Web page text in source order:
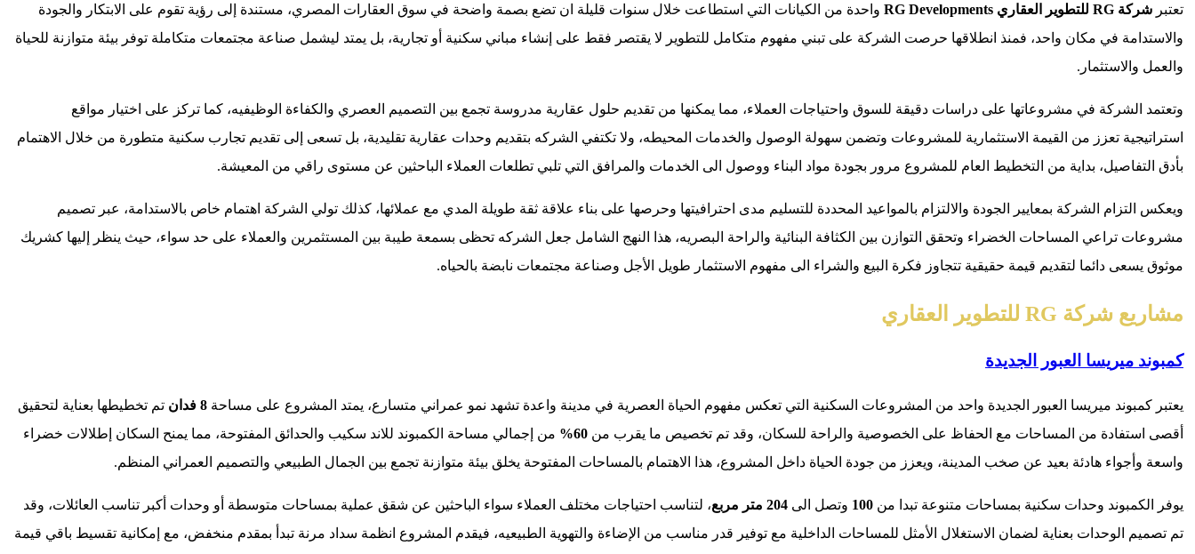
تعتبر شركة RG للتطوير العقاري RG Developments
واحدة من الكيانات التي استطاعت خلال سنوات قليلة ان تضع بصمة واضحة في سوق العقارات المصري، مستندة إلى رؤية تقوم على الابتكار والجودة
والاستدامة في مكان واحد، فمنذ انطلاقها حرصت الشركة على تبني مفهوم متكامل للتطوير لا يقتصر فقط على إنشاء مباني سكنية أو تجارية، بل يمتد ليشمل صناعة مجتمعات متكاملة توفر بيئة متوازنة للحياة
والعمل والاستثمار.
وتعتمد الشركة في مشروعاتها على دراسات دقيقة للسوق واحتياجات العملاء، مما يمكنها من تقديم حلول عقارية مدروسة تجمع بين التصميم العصري والكفاءة الوظيفيه، كما تركز على اختيار مواقع
استراتيجية تعزز من القيمة الاستثمارية للمشروعات وتضمن سهولة الوصول والخدمات المحيطه، ولا تكتفي الشركه بتقديم وحدات عقارية تقليدية، بل تسعى إلى تقديم تجارب سكنية متطورة من خلال الاهتمام
بأدق التفاصيل، بداية من التخطيط العام للمشروع مرور بجودة مواد البناء ووصول الى الخدمات والمرافق التي تلبي تطلعات العملاء الباحثين عن مستوى راقي من المعيشة.
ويعكس التزام الشركة بمعايير الجودة والالتزام بالمواعيد المحددة للتسليم مدى احترافيتها وحرصها على بناء علاقة ثقة طويلة المدي مع عملائها، كذلك تولي الشركة اهتمام خاص بالاستدامة، عبر تصميم
مشروعات تراعي المساحات الخضراء وتحقق التوازن بين الكثافة البنائية والراحة البصريه، هذا النهج الشامل جعل الشركه تحظى بسمعة طيبة بين المستثمرين والعملاء على حد سواء، حيث ينظر إليها كشريك
موثوق يسعى دائما لتقديم قيمة حقيقية تتجاوز فكرة البيع والشراء الى مفهوم الاستثمار طويل الأجل وصناعة مجتمعات نابضة بالحياه.
مشاريع شركة RG للتطوير العقاري
كمبوند ميريسا العبور الجديدة
يعتبر كمبوند ميريسا العبور الجديدة واحد من المشروعات السكنية التي تعكس مفهوم الحياة العصرية في مدينة واعدة تشهد نمو عمراني متسارع، يمتد المشروع على مساحة 8 فدان
تم تخطيطها بعناية لتحقيق
أقصى استفادة من المساحات مع الحفاظ على الخصوصية والراحة للسكان، وقد تم تخصيص ما يقرب من 60%
من إجمالي مساحة الكمبوند للاند سكيب والحدائق المفتوحة، مما يمنح السكان إطلالات خضراء
واسعة وأجواء هادئة بعيد عن صخب المدينة، ويعزز من جودة الحياة داخل المشروع، هذا الاهتمام بالمساحات المفتوحة يخلق بيئة متوازنة تجمع بين الجمال الطبيعي والتصميم العمراني المنظم.
يوفر الكمبوند وحدات سكنية بمساحات متنوعة تبدا من 100 وتصل الى
، لتناسب احتياجات مختلف العملاء سواء الباحثين عن شقق عملية بمساحات متوسطة أو وحدات أكبر تناسب العائلات، وقد
تم تصميم الوحدات بعناية لضمان الاستغلال الأمثل للمساحات الداخلية مع توفير قدر مناسب من الإضاءة والتهوية الطبيعيه، فيقدم المشروع انظمة سداد مرنة تبدأ بمقدم منخفض، مع إمكانية تقسيط باقي قيمة